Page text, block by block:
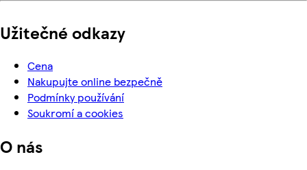
Užitečné odkazy
Cena
Nakupujte online bezpečně
Podmínky používání
Soukromí a cookies
O nás